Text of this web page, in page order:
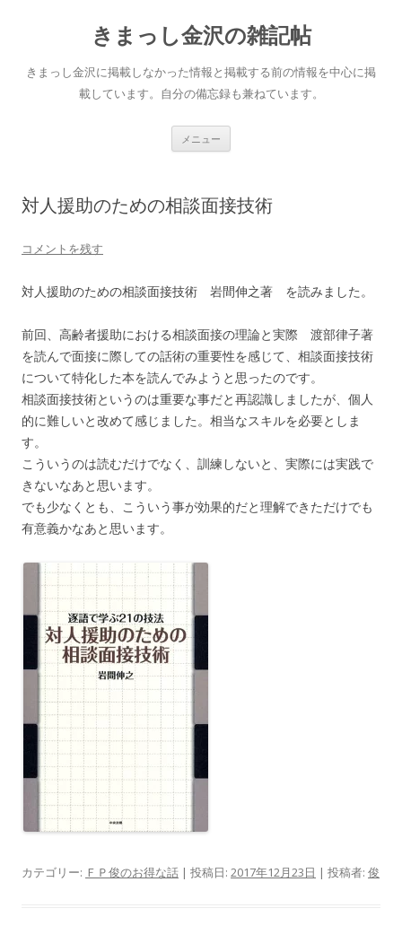
きまっし金沢の雑記帖
きまっし金沢に掲載しなかった情報と掲載する前の情報を中心に掲
載しています。自分の備忘録も兼ねています。
メニュー
へ
ス
キ
対人援助のための相談面接技術
コメントを残す
対人援助のための相談面接技術 岩間伸之著 を読みました。
前回、高齢者援助における相談面接の理論と実際 渡部律子著
を読んで面接に際しての話術の重要性を感じて、相談面接技術
について特化した本を読んでみようと思ったのです。
相談面接技術というのは重要な事だと再認識しましたが、個人
的に難しいと改めて感じました。相当なスキルを必要としま
す。
こういうのは読むだけでなく、訓練しないと、実際には実践で
きないなあと思います。
でも少なくとも、こういう事が効果的だと理解できただけでも
有意義かなあと思います。
カテゴリー: ＦＰ俊のお得な話 | 投稿日: 2017年12月23日 | 投稿者: 俊